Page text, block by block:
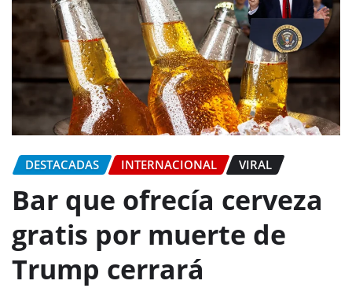
DESTACADAS INTERNACIONAL VIRAL
Bar que ofrecía cerveza
gratis por muerte de
Trump cerrará